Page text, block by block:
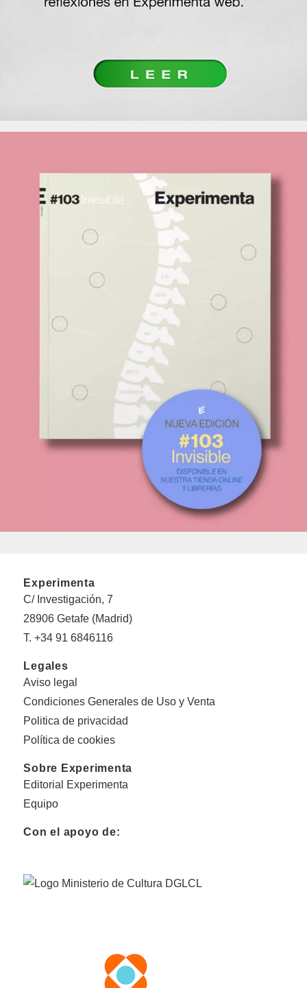
Experimenta
C/ Investigación, 7
28906 Getafe (Madrid)
T. +34 91 6846116
Legales
Aviso legal
Condiciones Generales de Uso y Venta
Politica de privacidad
Política de cookies
Sobre Experimenta
Editorial Experimenta
Equipo
Con el apoyo de: